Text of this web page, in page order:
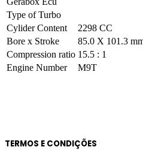
Type of Turbo
Cylider Content
2298 CC
Bore x Stroke
85.0 X 101.3
Compression ratio 15.5 : 1
Engine Number
M9T
TERMOS E CONDIÇÕES